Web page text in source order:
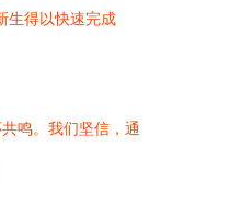
生得以快速完成
鸣。我们坚信，通